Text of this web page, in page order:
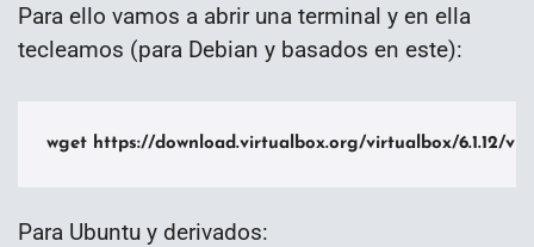
Para ello vamos a abrir una terminal y en ella
tecleamos (para Debian y basados en este):
wget https://download.virtualbox.org/virtualbox/6.1.12/
Para Ubuntu y derivados: